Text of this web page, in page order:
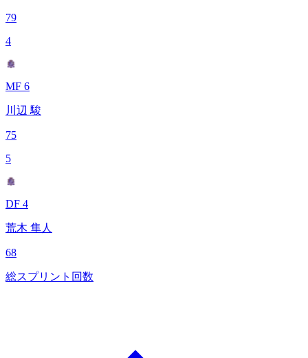
79
4
MF 6
川辺 駿
75
5
DF 4
荒木 隼人
68
総スプリント回数